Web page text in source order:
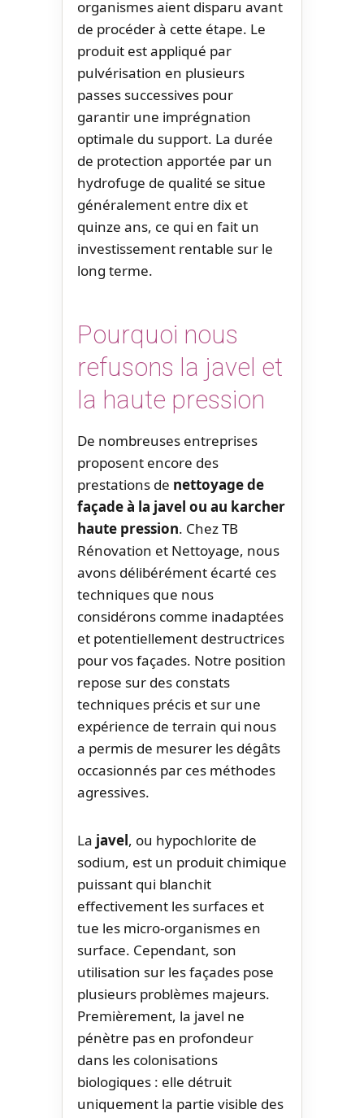
organismes aient disparu avant
de procéder à cette étape. Le
produit est appliqué par
pulvérisation en plusieurs
passes successives pour
garantir une imprégnation
optimale du support. La durée
de protection apportée par un
hydrofuge de qualité se situe
généralement entre dix et
quinze ans, ce qui en fait un
investissement rentable sur le
long terme.
Pourquoi nous
refusons la javel et
la haute pression
De nombreuses entreprises
proposent encore des
prestations de nettoyage de
façade à la javel ou au karcher
haute pression. Chez TB
Rénovation et Nettoyage, nous
avons délibérément écarté ces
techniques que nous
considérons comme inadaptées
et potentiellement destructrices
pour vos façades. Notre position
repose sur des constats
techniques précis et sur une
expérience de terrain qui nous
a permis de mesurer les dégâts
occasionnés par ces méthodes
agressives.
La javel, ou hypochlorite de
sodium, est un produit chimique
puissant qui blanchit
effectivement les surfaces et
tue les micro-organismes en
surface. Cependant, son
utilisation sur les façades pose
plusieurs problèmes majeurs.
Premièrement, la javel ne
pénètre pas en profondeur
dans les colonisations
biologiques : elle détruit
uniquement la partie visible des